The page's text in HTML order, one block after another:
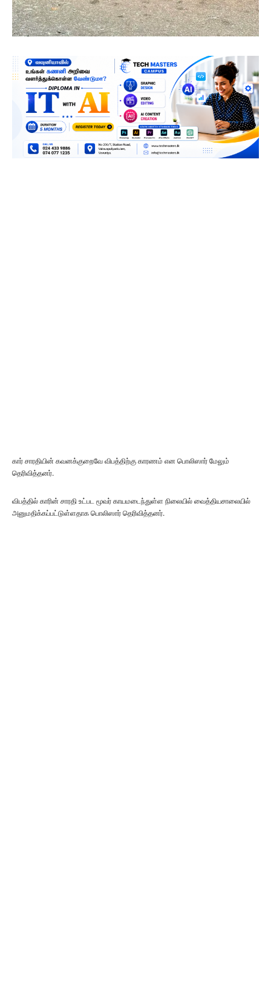
கார் சாரதியின் கவனக்குறைவே விபத்திற்கு காரணம் என பொலிஸார் மேலும்
தெரிவித்தனர்.
விபத்தில் காரின் சாரதி உட்பட மூவர் காயமடைந்துள்ள நிலையில் வைத்தியசாலையில்
அனுமதிக்கப்பட்டுள்ளதாக பொலிஸார் தெரிவித்தனர்.